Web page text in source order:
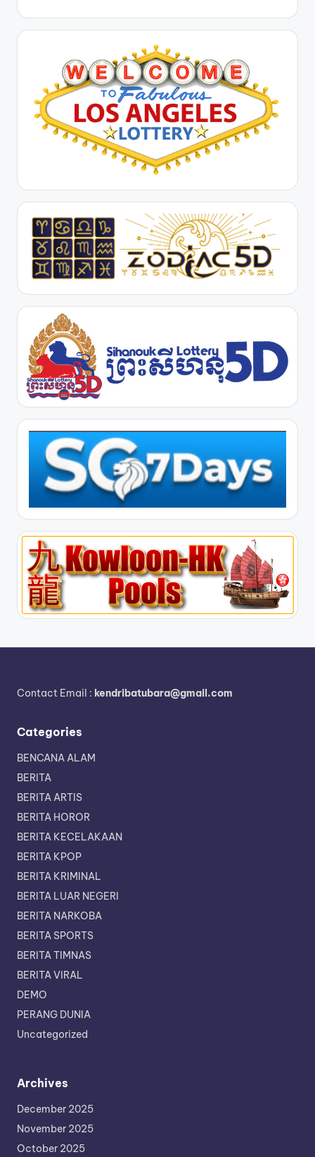
Contact Email : kendribatubara@gmail.com
Categories
BENCANA ALAM
BERITA
BERITA ARTIS
BERITA HOROR
BERITA KECELAKAAN
BERITA KPOP
BERITA KRIMINAL
BERITA LUAR NEGERI
BERITA NARKOBA
BERITA SPORTS
BERITA TIMNAS
BERITA VIRAL
DEMO
PERANG DUNIA
Uncategorized
Archives
December 2025
November 2025
October 2025